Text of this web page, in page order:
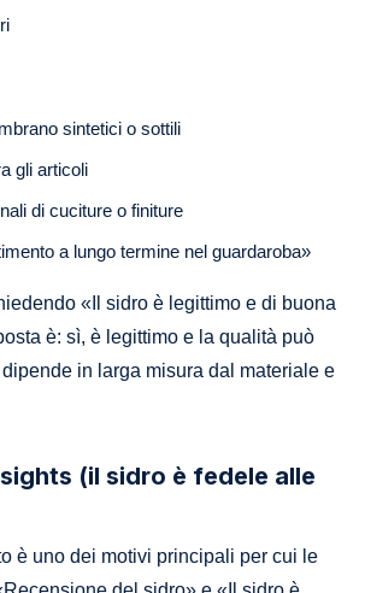
sintetici o sottili
gli articoli
di cuciture o finiture
a lungo termine nel guardaroba»
«Il sidro è legittimo e di buona
è: sì, è legittimo e la qualità può
in larga misura dal materiale e
(il sidro è fedele alle
è uno dei motivi principali per cui le